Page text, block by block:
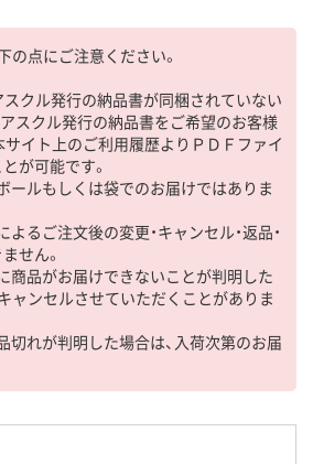
の点にご注意ください。
スクル発行の納品書が同梱されていない
スクル発行の納品書をご希望のお客様
サイト上のご利用履歴よりＰＤＦファイ
が可能です。
ールもしくは袋でのお届けではありま
よるご注文後の変更・キャンセル・返品・
せん。
商品がお届けできないことが判明した
ャンセルさせていただくことがありま
切れが判明した場合は、入荷次第のお届